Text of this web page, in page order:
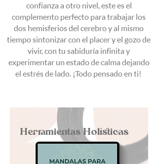
confianza a otro nivel, este es el
complemento perfecto para trabajar los
dos hemisferios del cerebro y al mismo
tiempo sintonizar con el placer y el gozo de
vivir, con tu sabiduría infinita y
experimentar un estado de calma dejando
el estrés de lado. ¡Todo pensado en ti!
Herramientas Holísticas